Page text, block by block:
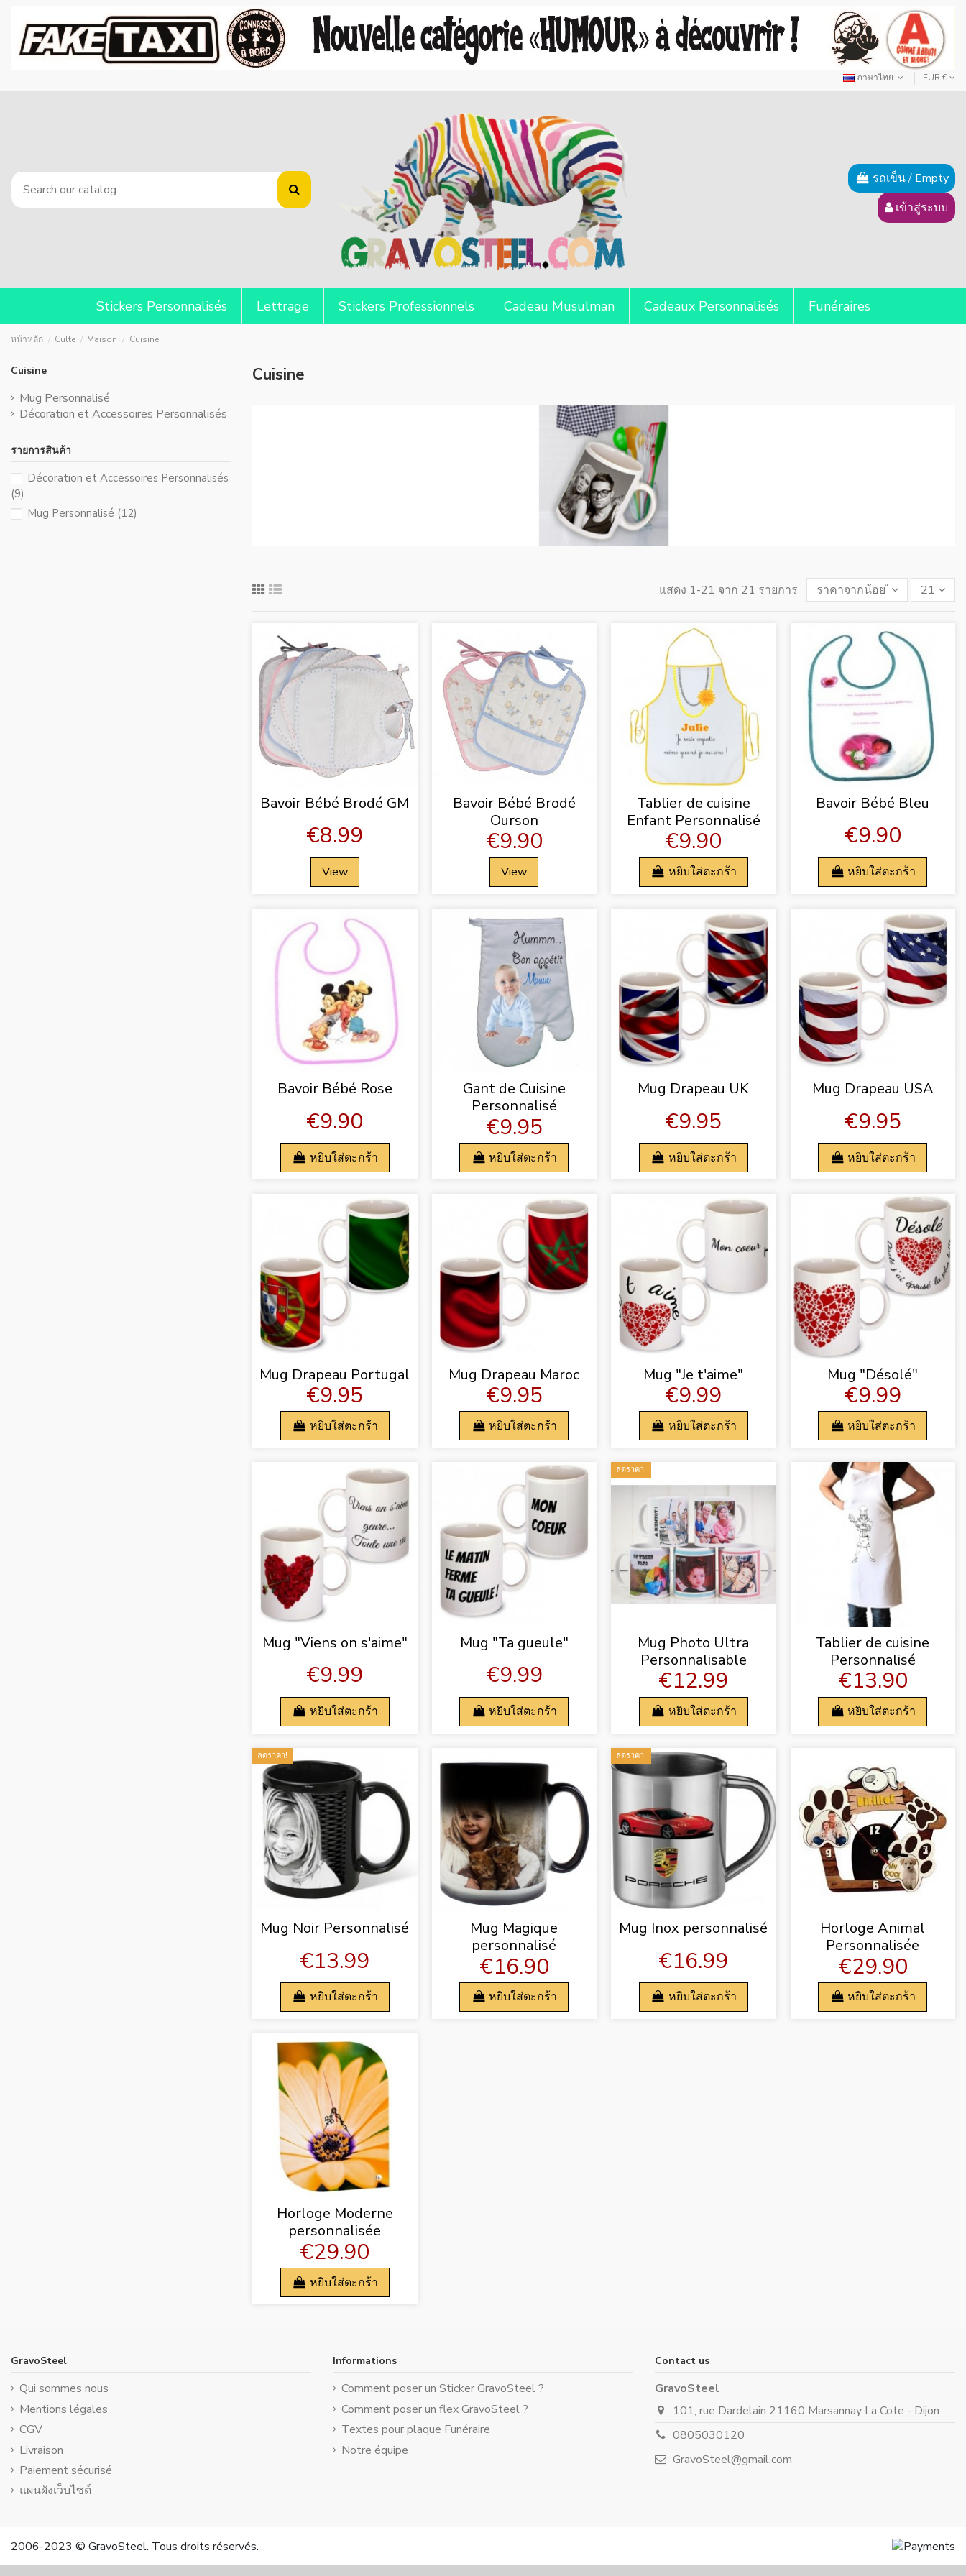
ภาษาไทย EUR €
รถเข็น/ Empty
เข้าสู่ระบบ
Stickers Personnalisés Lettrage Stickers Professionnels Cadeau Musulman Cadeaux Personnalisés Funéraires
หน้าหลัก Culte Maison Cuisine
Cuisine
แสดง 1-21 จาก 21 รายการ ราคาจากน้อยไปมาก 21
Bavoir Bébé Brodé GM
€8.99
View
Bavoir Bébé Brodé
Ourson
€9.90
View
Tablier de cuisine
Enfant Personnalisé
€9.90
หยิบใส่ตะกร้า
Bavoir Bébé Bleu
€9.90
หยิบใส่ตะกร้า
Bavoir Bébé Rose
€9.90
หยิบใส่ตะกร้า
Gant de Cuisine
Personnalisé
€9.95
หยิบใส่ตะกร้า
Mug Drapeau UK
€9.95
หยิบใส่ตะกร้า
Mug Drapeau USA
€9.95
หยิบใส่ตะกร้า
Mug Drapeau Portugal
€9.95
หยิบใส่ตะกร้า
Mug Drapeau Maroc
€9.95
หยิบใส่ตะกร้า
Mug "Je t'aime"
€9.99
หยิบใส่ตะกร้า
Mug "Désolé"
€9.99
หยิบใส่ตะกร้า
Mug "Viens on s'aime"
€9.99
หยิบใส่ตะกร้า
Mug "Ta gueule"
€9.99
หยิบใส่ตะกร้า
ลดราคา!
Mug Photo Ultra
Personnalisable
€12.99
หยิบใส่ตะกร้า
Tablier de cuisine
Personnalisé
€13.90
หยิบใส่ตะกร้า
ลดราคา!
Mug Noir Personnalisé
€13.99
หยิบใส่ตะกร้า
Mug Magique
personnalisé
€16.90
หยิบใส่ตะกร้า
ลดราคา!
Mug Inox personnalisé
€16.99
หยิบใส่ตะกร้า
Horloge Animal
Personnalisée
€29.90
หยิบใส่ตะกร้า
Horloge Moderne
personnalisée
€29.90
หยิบใส่ตะกร้า
Cuisine
Mug Personnalisé
Décoration et Accessoires Personnalisés
รายการสินค้า
Décoration et Accessoires Personnalisés
(9)
Mug Personnalisé (12)
GravoSteel
Qui sommes nous
Mentions légales
CGV
Livraison
Paiement sécurisé
แผนผังเว็บไซต์
Informations
Comment poser un Sticker GravoSteel ?
Comment poser un flex GravoSteel ?
Textes pour plaque Funéraire
Notre équipe
Contact us
GravoSteel
101, rue Dardelain 21160 Marsannay La Cote - Dijon
0805030120
GravoSteel@gmail.com
2006-2023 © GravoSteel. Tous droits réservés.